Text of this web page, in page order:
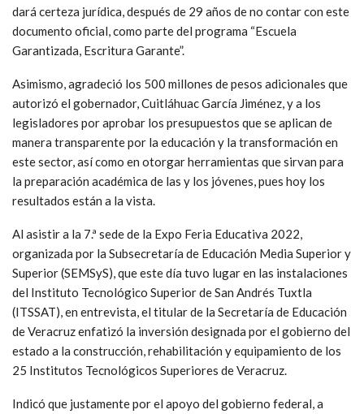
dará certeza jurídica, después de 29 años de no contar con este
documento oficial, como parte del programa “Escuela
Garantizada, Escritura Garante”.
Asimismo, agradeció los 500 millones de pesos adicionales que
autorizó el gobernador, Cuitláhuac García Jiménez, y a los
legisladores por aprobar los presupuestos que se aplican de
manera transparente por la educación y la transformación en
este sector, así como en otorgar herramientas que sirvan para
la preparación académica de las y los jóvenes, pues hoy los
resultados están a la vista.
Al asistir a la 7.ª sede de la Expo Feria Educativa 2022,
organizada por la Subsecretaría de Educación Media Superior y
Superior (SEMSyS), que este día tuvo lugar en las instalaciones
del Instituto Tecnológico Superior de San Andrés Tuxtla
(ITSSAT), en entrevista, el titular de la Secretaría de Educación
de Veracruz enfatizó la inversión designada por el gobierno del
estado a la construcción, rehabilitación y equipamiento de los
25 Institutos Tecnológicos Superiores de Veracruz.
Indicó que justamente por el apoyo del gobierno federal, a